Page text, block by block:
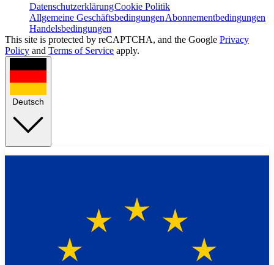
DatenschutzerklärungCookie Politik
Allgemeine GeschäftsbedingungenAbonnementbedingungen
Handelsbedingungen
This site is protected by reCAPTCHA, and the Google Privacy
Policy and Terms of Service apply.
Deutsch